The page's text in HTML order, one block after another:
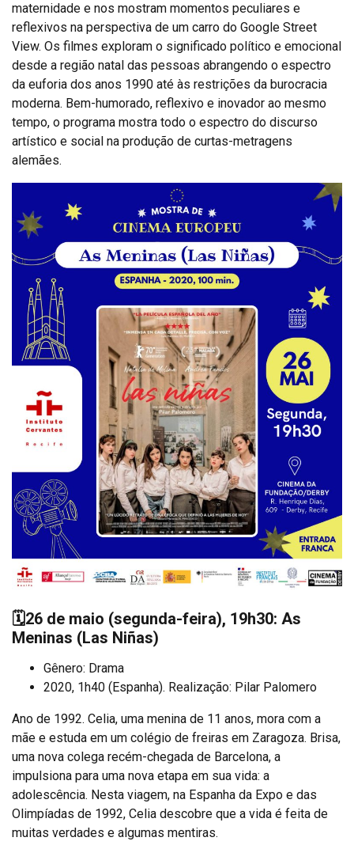
maternidade e nos mostram momentos peculiares e
reflexivos na perspectiva de um carro do Google Street
View. Os filmes exploram o significado político e emocional
desde a região natal das pessoas abrangendo o espectro
da euforia dos anos 1990 até às restrições da burocracia
moderna. Bem-humorado, reflexivo e inovador ao mesmo
tempo, o programa mostra todo o espectro do discurso
artístico e social na produção de curtas-metragens
alemães.
🗓️26 de maio (segunda-feira), 19h30: As
Meninas (Las Niñas)
Gênero: Drama
2020, 1h40 (Espanha). Realização: Pilar Palomero
Ano de 1992. Celia, uma menina de 11 anos, mora com a
mãe e estuda em um colégio de freiras em Zaragoza. Brisa,
uma nova colega recém-chegada de Barcelona, ​​a
impulsiona para uma nova etapa em sua vida: a
adolescência. Nesta viagem, na Espanha da Expo e das
Olimpíadas de 1992, Celia descobre que a vida é feita de
muitas verdades e algumas mentiras.